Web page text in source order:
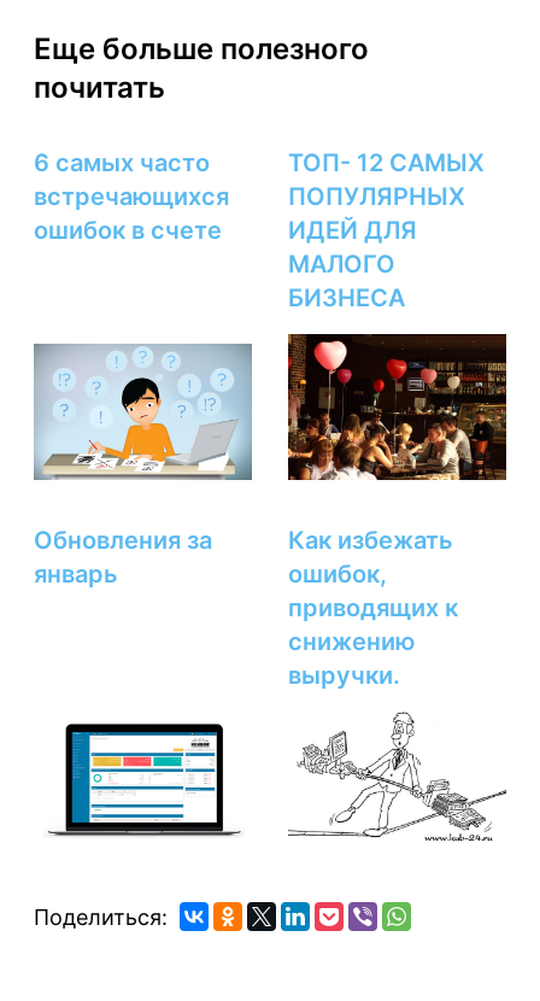
Еще больше полезного
почитать
6 самых часто
встречающихся
ошибок в счете
ТОП- 12 САМЫХ
ПОПУЛЯРНЫХ
ИДЕЙ ДЛЯ
МАЛОГО
БИЗНЕСА
Обновления за
январь
Как избежать
ошибок,
приводящих к
снижению
выручки.
Поделиться: